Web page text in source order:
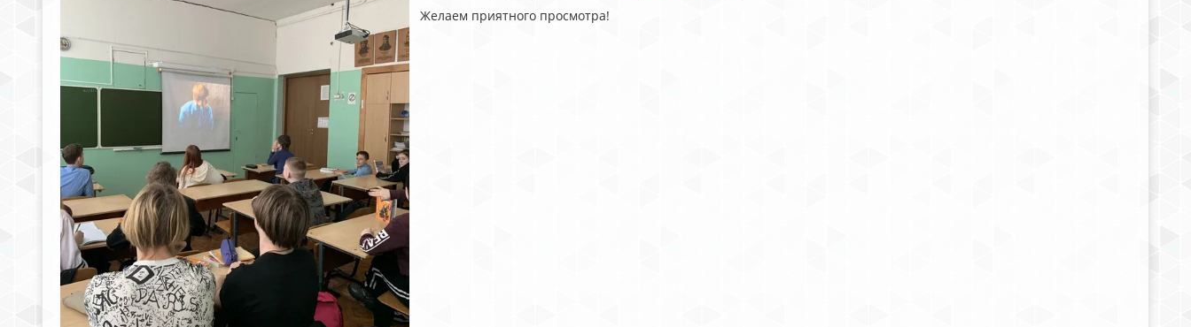
Желаем приятного просмотра!